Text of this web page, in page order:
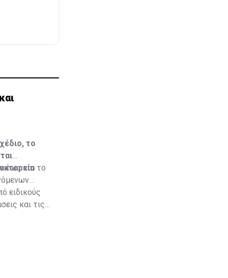
το
έως και το
ειδικούς
και τις